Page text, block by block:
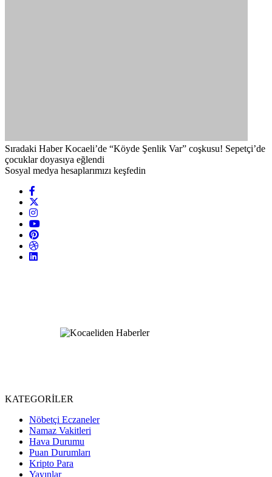
Sıradaki Haber Kocaeli’de “Köyde Şenlik Var” coşkusu! Sepetçi’de
çocuklar doyasıya eğlendi
Sosyal medya hesaplarımızı keşfedin
KATEGORİLER
Nöbetçi Eczaneler
Namaz Vakitleri
Hava Durumu
Puan Durumları
Kripto Para
Yayınlar